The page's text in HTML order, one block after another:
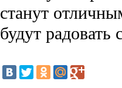
станут
будут